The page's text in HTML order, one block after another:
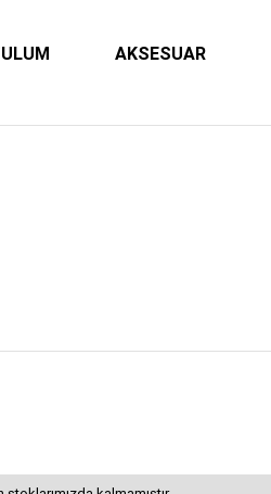
AKSESUAR